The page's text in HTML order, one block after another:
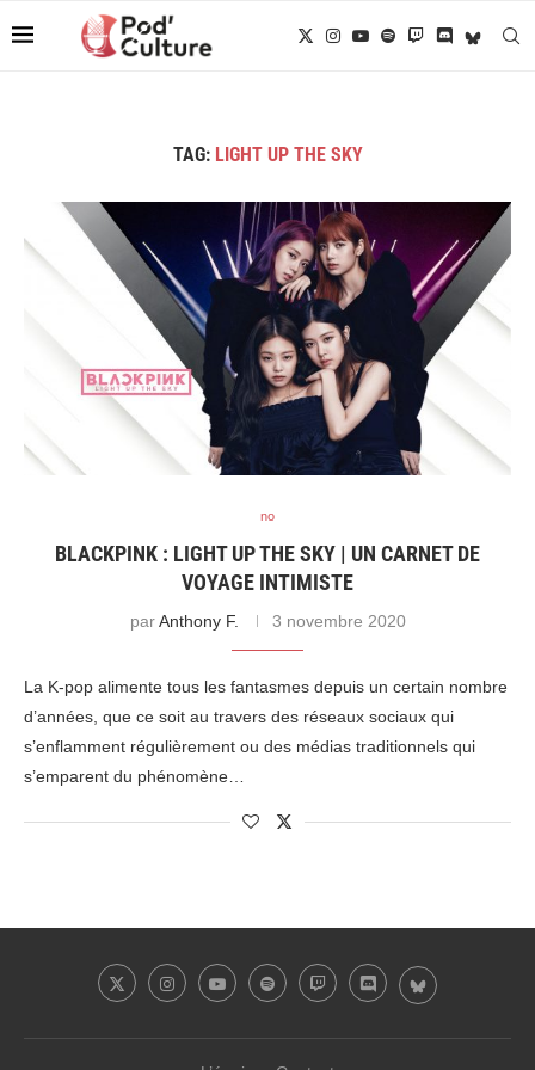
TAG: LIGHT UP THE SKY
no
BLACKPINK : LIGHT UP THE SKY | UN CARNET DE
VOYAGE INTIMISTE
parAnthony F. 3 novembre 2020
La K-pop alimente tous les fantasmes depuis un certain nombre
d’années, que ce soit au travers des réseaux sociaux qui
s’enflamment régulièrement ou des médias traditionnels qui
s’emparent du phénomène…